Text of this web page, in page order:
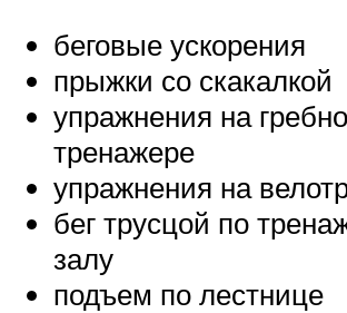
беговые ускорения
прыжки со скакалкой
упражнения на
тренажере
упражнения на
бег трусцой по
залу
подъем по лестнице